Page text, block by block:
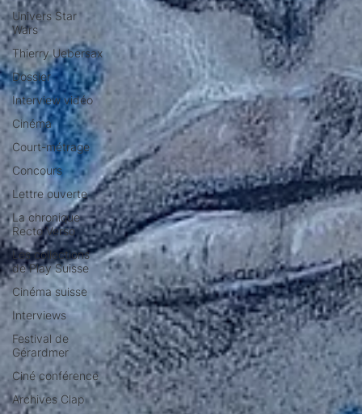
Univers Star
Wars
Thierry Uebersax
Dossier
Interview vidéo
Cinéma
Court-métrage
Concours
Lettre ouverte
La chronique
Recto Verso
Les collections
de Play Suisse
Cinéma suisse
Interviews
Festival de
Gérardmer
Ciné conférence
Archives Clap